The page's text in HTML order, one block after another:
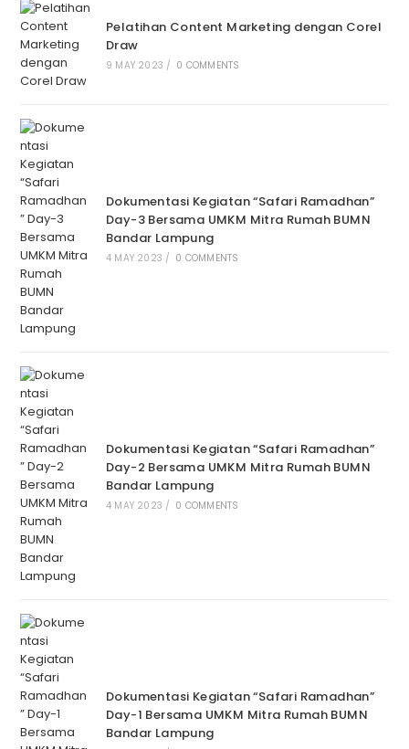
Pelatihan Content Marketing dengan Corel
Draw
9 MAY 2023 / 0 COMMENTS
Dokumentasi Kegiatan “Safari Ramadhan”
Day-3 Bersama UMKM Mitra Rumah BUMN
Bandar Lampung
4 MAY 2023 / 0 COMMENTS
Dokumentasi Kegiatan “Safari Ramadhan”
Day-2 Bersama UMKM Mitra Rumah BUMN
Bandar Lampung
4 MAY 2023 / 0 COMMENTS
Dokumentasi Kegiatan “Safari Ramadhan”
Day-1 Bersama UMKM Mitra Rumah BUMN
Bandar Lampung